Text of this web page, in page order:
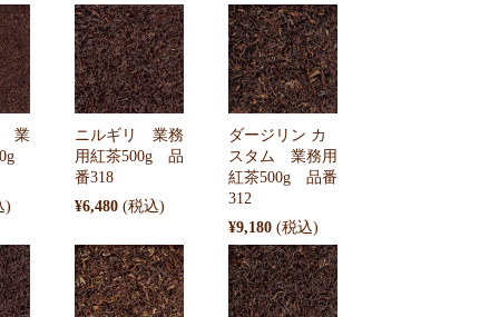
業
ニルギリ 業務
用紅茶500g 品
番318
¥6,480
ダージリン カ
スタム 業務用
紅茶500g 品番
312
¥9,180